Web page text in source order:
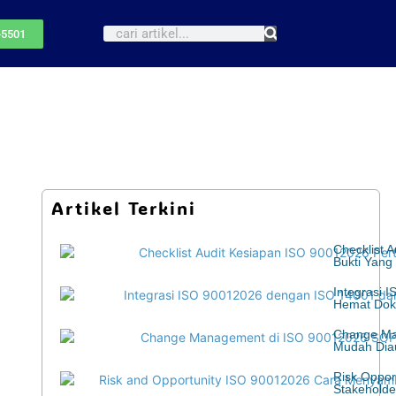
Artikel Terkini
Checklist
Bukti
Integrasi
Hemat
Change
Mudah
Risk